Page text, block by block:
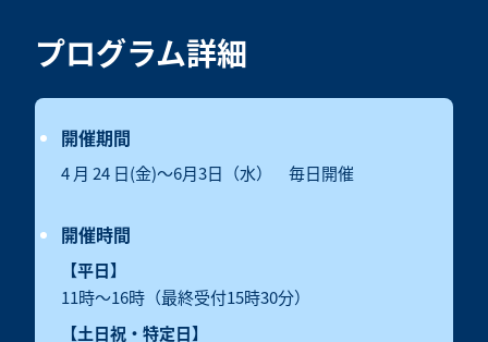
プログラム詳細
開催期間
4 月 24 日(金)～6月3日（水） 毎日開催
開催時間
【平日】
11時～16時（最終受付15時30分）
【土日祝・特定日】